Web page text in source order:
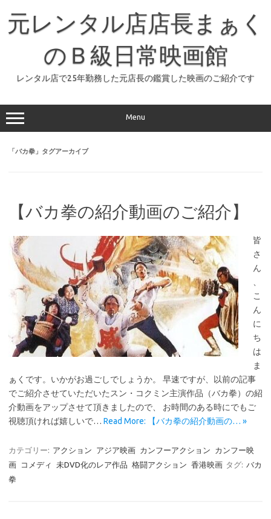
元レンタル店店長まぁく
のＢ級日常映画館
レンタル店で25年勤務した元店長の鑑賞した映画のご紹介です
Menu
「バカ拳 」タグアーカイブ
【バカ拳の紹介動画のご紹介】
皆
さ
ん
こ
ん
に
ち
は
ま
ぁくです。いかがお過ごしでしょうか。 早速ですが、以前の記事
でご紹介させていただいたスン・コクミン主演作品（バカ拳）の紹
介動画をアップさせて頂きましたので、 お時間のある時にでもご
視聴頂ければ嬉しいで… Read More: 【バカ拳の紹介動画の… »
カテゴリー: アクション アジア映画 カンフーアクション
カンフー映
画
コメディ 未DVD化のレア作品 格闘アクション 香港映画 タグ: バカ
拳